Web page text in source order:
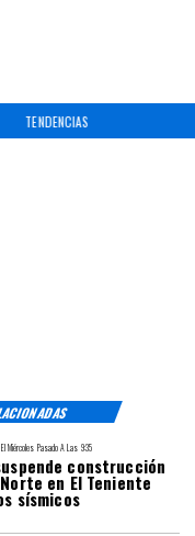
TENDENCIAS
El Miércoles Pasado A Las 9:35
construcción
en El Teniente
sísmicos